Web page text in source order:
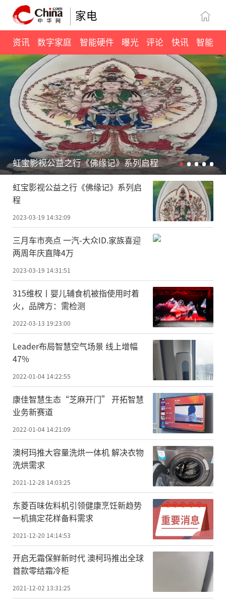
家电
资讯 数字家庭 智能硬件 曝光 评论 快讯 智能
三月车市亮点 一汽-大众ID.家族喜迎两周年庆直降4万
虹宝影视公益之行《佛缘记》系列启
程
2023-03-19 14:32:09
三月车市亮点 一汽-大众ID.家族喜迎
两周年庆直降4万
2023-03-19 14:31:51
315维权丨婴儿辅食机被指使用时着
火，品牌方：需检测
2022-03-13 19:23:00
Leader布局智慧空气场景 线上增幅
47%
2022-01-04 14:22:55
康佳智慧生态“芝麻开门” 开拓智慧
业务新赛道
2022-01-04 14:21:09
澳柯玛推大容量洗烘一体机 解决衣物
洗烘需求
2021-12-28 14:03:25
东菱百味佐料机引领健康烹饪新趋势
一机搞定花样备料需求
2021-12-20 14:14:53
开启无霜保鲜新时代 澳柯玛推出全球
首款零结霜冷柜
2021-12-02 13:31:25